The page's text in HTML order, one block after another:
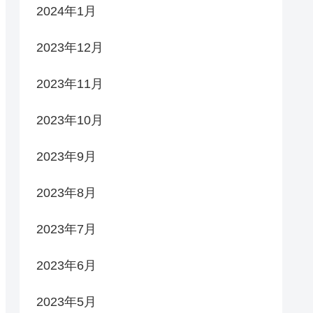
2024年1月
2023年12月
2023年11月
2023年10月
2023年9月
2023年8月
2023年7月
2023年6月
2023年5月